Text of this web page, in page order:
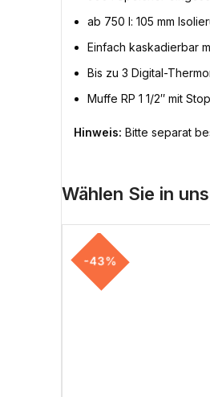
ab 750 l: 105 mm
Einfach kaskadierbar
Bis zu 3 Digital-
Muffe RP 1 1/2″ mit
Hinweis: Bitte separat
Wählen Sie in
-43%